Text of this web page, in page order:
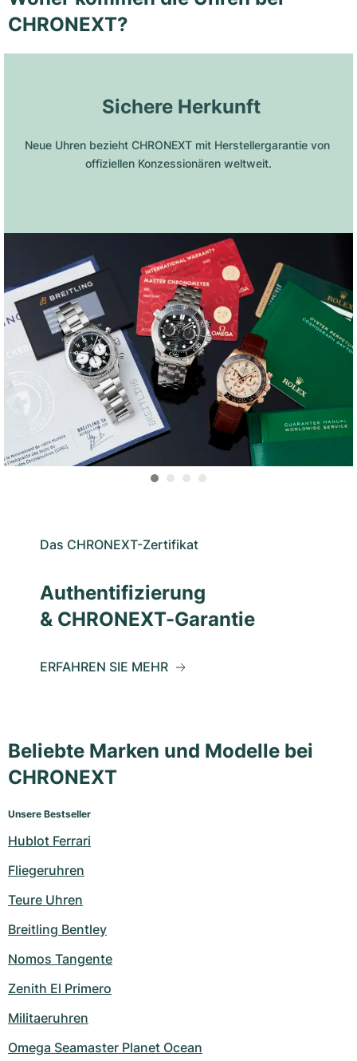
CHRONEXT?
Sichere Herkunft
Neue Uhren bezieht CHRONEXT mit Herstellergarantie von
offiziellen Konzessionären weltweit.
Das CHRONEXT-Zertifikat
Authentifizierung
& CHRONEXT-Garantie
ERFAHREN SIE MEHR
Beliebte Marken und Modelle bei
CHRONEXT
Unsere Bestseller
Hublot Ferrari
Fliegeruhren
Teure Uhren
Breitling Bentley
Nomos Tangente
Zenith El Primero
Militaeruhren
Omega Seamaster Planet Ocean